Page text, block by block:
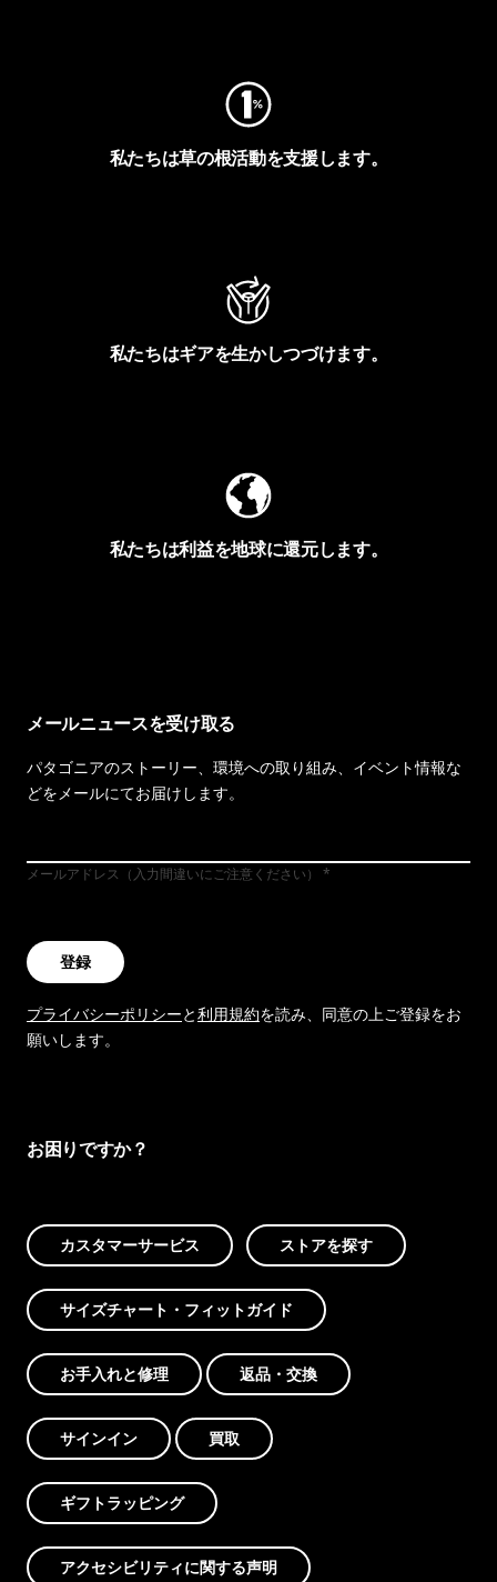
私たちは草の根活動を支援します。
私たちはギアを生かしつづけます。
私たちは利益を地球に還元します。
メールニュースを受け取る
パタゴニアのストーリー、環境への取り組み、イベント情報な
どをメールにてお届けします。
メールアドレス（入力間違いにご注意ください）
登録
プライバシーポリシーと利用規約を読み、同意の上ご登録をお
願いします。
お困りですか？
カスタマーサービス ストアを探す
サイズチャート・フィットガイド
お手入れと修理 返品・交換
サインイン 買取
ギフトラッピング
アクセシビリティに関する声明